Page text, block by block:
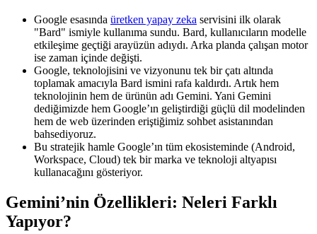
Google esasında üretken yapay zeka​ servisini ilk olarak
"Bard" ismiyle kullanıma sundu. Bard, kullanıcıların modelle
etkileşime geçtiği arayüzün adıydı. Arka planda çalışan motor
ise zaman içinde değişti.
Google, teknolojisini ve vizyonunu tek bir çatı altında
toplamak amacıyla Bard ismini rafa kaldırdı. Artık hem
teknolojinin hem de ürünün adı Gemini. Yani Gemini
dediğimizde hem Google’ın geliştirdiği güçlü dil modelinden
hem de web üzerinden eriştiğimiz sohbet asistanından
bahsediyoruz.
Bu stratejik hamle Google’ın tüm ekosisteminde (Android,
Workspace, Cloud) tek bir marka ve teknoloji altyapısı
kullanacağını gösteriyor.
Gemini’nin Özellikleri: Neleri Farklı
Yapıyor?